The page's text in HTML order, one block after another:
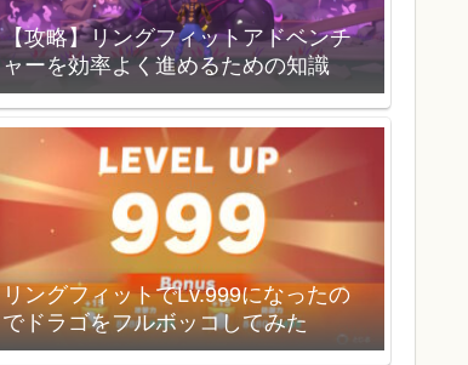
【攻略】リングフィットアドベンチ
ャーを効率よく進めるための知識
リングフィットでLv.999になったの
でドラゴをフルボッコしてみた